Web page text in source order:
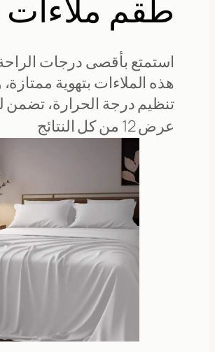
طقم ملاءات
استمتع بأقصى درجات
هذه الملاءات بتهوية
تنظيم درجة الحرارة، تضمن
عرض ⁦12⁩ من كل النتائج